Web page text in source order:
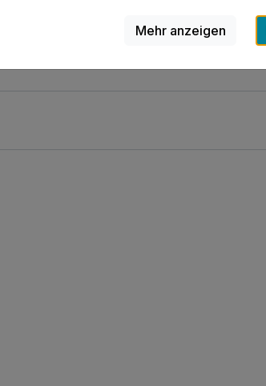
Mehr anzeigen